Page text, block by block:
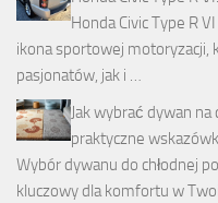
Honda Civic Type R
ikona sportowej motoryzacji,
pasjonatów, jak i …
Jak wybrać dywan
praktyczne
Wybór dywanu do chłodnej
kluczowy dla komfortu w